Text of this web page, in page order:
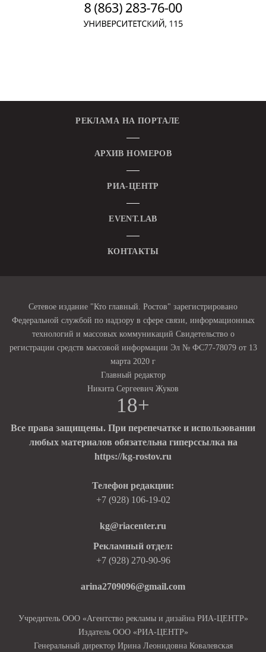
РЕКЛАМА НА ПОРТАЛЕ
АРХИВ НОМЕРОВ
РИА-ЦЕНТР
EVENT.LAB
КОНТАКТЫ
Сетевое издание "Кто главный. Ростов" зарегистрировано
Федеральной службой по надзору в сфере связи, информационных
технологий и массовых коммуникаций Свидетельство о
регистрации средств массовой информации Эл № ФС77-78079 от 13
марта 2020 г
Главный редактор
Никита Сергеевич Жуков
18+
Все права защищены. При перепечатке и использовании
любых материалов обязательна гиперссылка на
https://kg-rostov.ru
Телефон редакции:
+7 (928) 106-19-02
kg@riacenter.ru
Рекламный отдел:
+7 (928) 270-90-96
arina2709096@gmail.com
Учредитель ООО «Агентство рекламы и дизайна РИА-ЦЕНТР»
Издатель ООО «РИА-ЦЕНТР»
Генеральный директор Ирина Леонидовна Ковалевская